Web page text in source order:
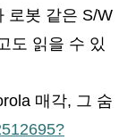
로봇 같은 S/W
도 읽을 수 있
매각, 그 숨